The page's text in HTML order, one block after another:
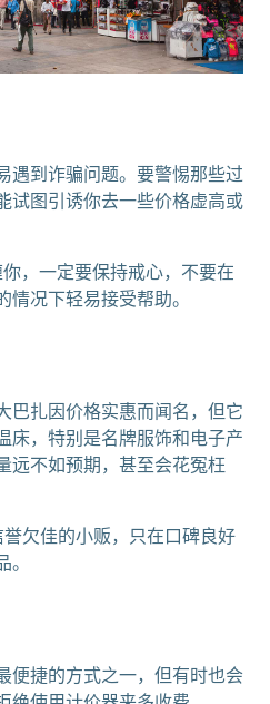
遇到诈骗问题。要警惕那些过
试图引诱你去一些价格虚高或
，一定要保持戒心，不要在
情况下轻易接受帮助。
巴扎因价格实惠而闻名，但它
床，特别是名牌服饰和电子产
远不如预期，甚至会花冤枉
欠佳的小贩，只在口碑良好
。
便捷的方式之一，但有时也会